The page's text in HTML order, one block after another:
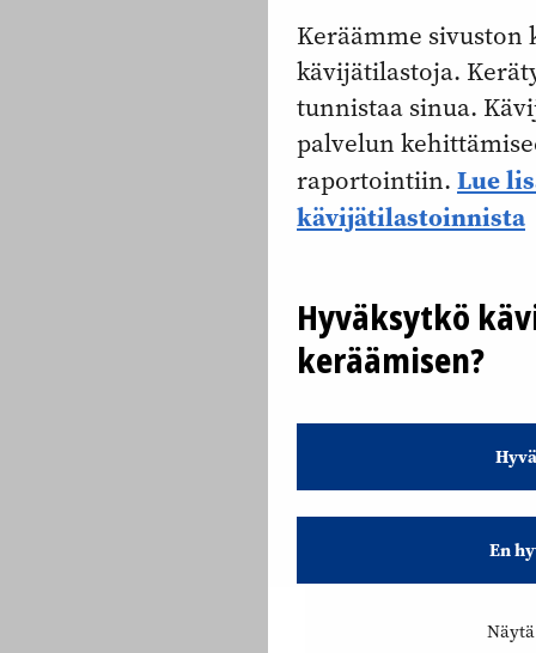
Keräämme sivuston
kävijätilastoja.
tunnistaa sinua.
palvelun
raportointiin. Lue
kävijätilastoinnista
Hyväksytkö
keräämisen?
En